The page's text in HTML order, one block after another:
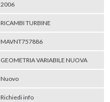
2006
RICAMBI TURBINE
MAVNT757886
GEOMETRIA VARIABILE NUOVA
Nuovo
Richiedi info